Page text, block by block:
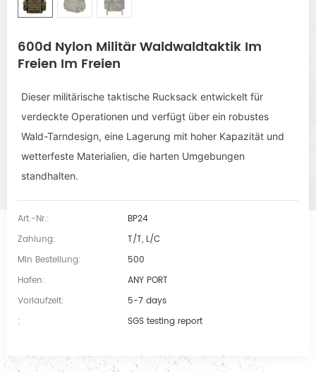
600d Nylon Militär Waldwaldtaktik Im
Freien Im Freien
Dieser militärische taktische Rucksack entwickelt für
verdeckte Operationen und verfügt über ein robustes
Wald-Tarndesign, eine Lagerung mit hoher Kapazität und
wetterfeste Materialien, die harten Umgebungen
standhalten.
Art.-Nr.:
BP24
Zahlung:
T/T, L/C
Min Bestellung:
500
Hafen:
ANY PORT
Vorlaufzeit:
5-7 days
:
SGS testing report